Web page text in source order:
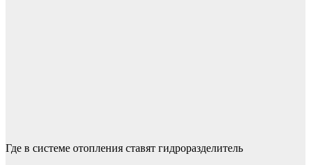
Где в системе отопления ставят гидроразделитель